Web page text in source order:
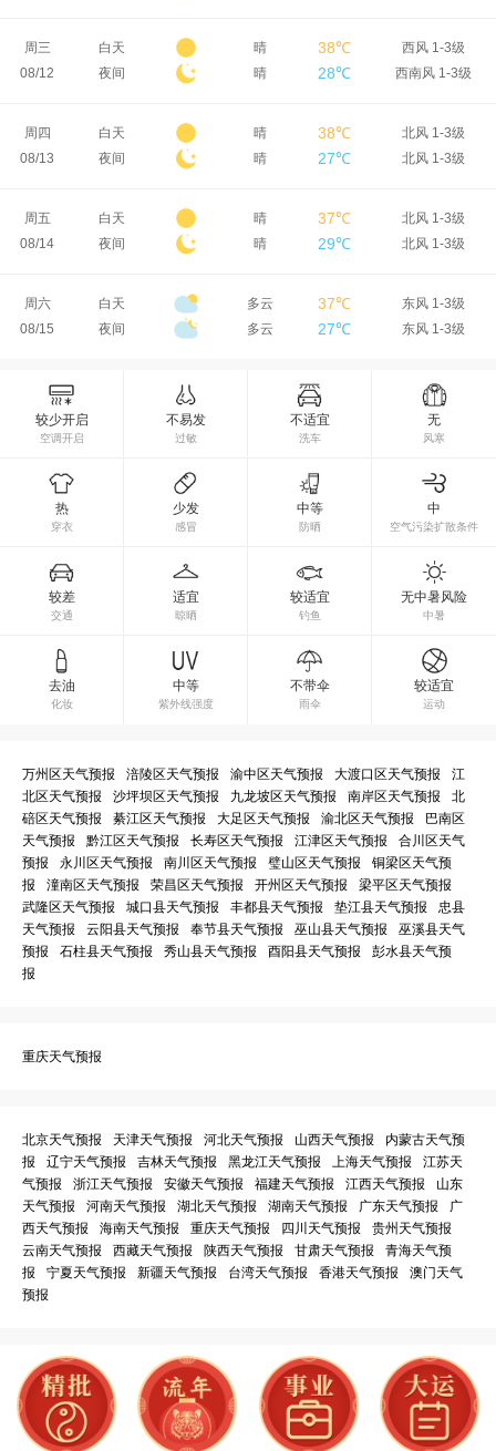
周三 白天 晴 38℃
西风 1-3级
08/12
夜间 晴 28℃ 西南风 1-3级
周四 白天 晴 38℃
北风 1-3级
08/13
夜间 晴 27℃ 北风 1-3级
周五 白天 晴 37℃
北风 1-3级
08/14
夜间 晴 29℃ 北风 1-3级
周六 白天 多云 37℃
东风 1-3级
08/15
夜间 多云 27℃ 东风 1-3级
较少开启
空调开启
不易发
过敏
不适宜
洗车
无
风寒
热
穿衣
少发
感冒
中等
防晒
中
空气污染扩散条件
较差
交通
适宜
晾晒
较适宜
钓鱼
无中暑风险
中暑
去油
化妆
中等
紫外线强度
不带伞
雨伞
较适宜
运动
万州区天气预报 涪陵区天气预报 渝中区天气预报 大渡口区天气预报
江
北区天气预报
沙坪坝区天气预报 九龙坡区天气预报 南岸区天气预报
北
碚区天气预报
綦江区天气预报 大足区天气预报 渝北区天气预报
巴南区
天气预报
黔江区天气预报 长寿区天气预报 江津区天气预报
合川区天气
预报
永川区天气预报 南川区天气预报 璧山区天气预报
铜梁区天气预
报
潼南区天气预报 荣昌区天气预报 开州区天气预报
梁平区天气预报
武隆区天气预报
城口县天气预报 丰都县天气预报 垫江县天气预报
忠县
天气预报
云阳县天气预报 奉节县天气预报 巫山县天气预报
巫溪县天气
预报
石柱县天气预报 秀山县天气预报 酉阳县天气预报
彭水县天气预
报
重庆天气预报
北京天气预报 天津天气预报 河北天气预报 山西天气预报
内蒙古天气预
报
辽宁天气预报 吉林天气预报 黑龙江天气预报 上海天气预报
江苏天
气预报
浙江天气预报 安徽天气预报 福建天气预报 江西天气预报
山东
天气预报
河南天气预报 湖北天气预报 湖南天气预报 广东天气预报
广
西天气预报
海南天气预报 重庆天气预报 四川天气预报
贵州天气预报
云南天气预报
西藏天气预报 陕西天气预报 甘肃天气预报
青海天气预
报
宁夏天气预报 新疆天气预报 台湾天气预报 香港天气预报
澳门天气
预报